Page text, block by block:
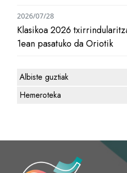
Klasikoa 2026
1ean pasatuko da Oriotik
2026/07/28
Albiste guztiak
Hemeroteka